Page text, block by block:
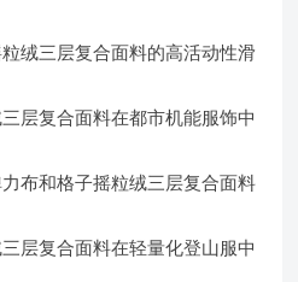
绒三层复合面料的高活动性滑
层复合面料在都市机能服饰中
布和格子摇粒绒三层复合面料
层复合面料在轻量化登山服中